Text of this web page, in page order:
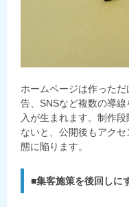
ホームページは作った
告、SNSなど複数の導
入が生まれます。制作
ないと、公開後もアク
態に陥ります。
■集客施策を後回しに